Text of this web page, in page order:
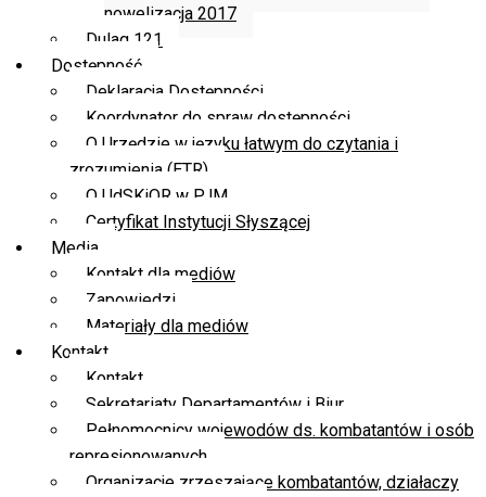
nowelizacja 2017
Dulag 121
Dostępność
Deklaracja Dostępności
Koordynator do spraw dostępności
O Urzędzie w języku łatwym do czytania i
zrozumienia (ETR)
O UdSKiOR w PJM
Certyfikat Instytucji Słyszącej
Media
Kontakt dla mediów
Zapowiedzi
Materiały dla mediów
Kontakt
Kontakt
Sekretariaty Departamentów i Biur
Pełnomocnicy wojewodów ds. kombatantów i osób
represjonowanych
Organizacje zrzeszające kombatantów, działaczy